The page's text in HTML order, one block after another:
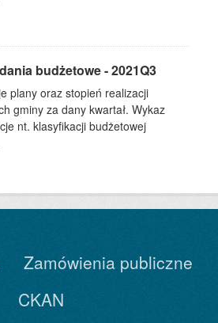
budżetowe - 2021Q3
plany oraz stopień realizacji
gminy za dany kwartał. Wykaz
nt. klasyfikacji budżetowej
Zamówienia publiczne
CKAN